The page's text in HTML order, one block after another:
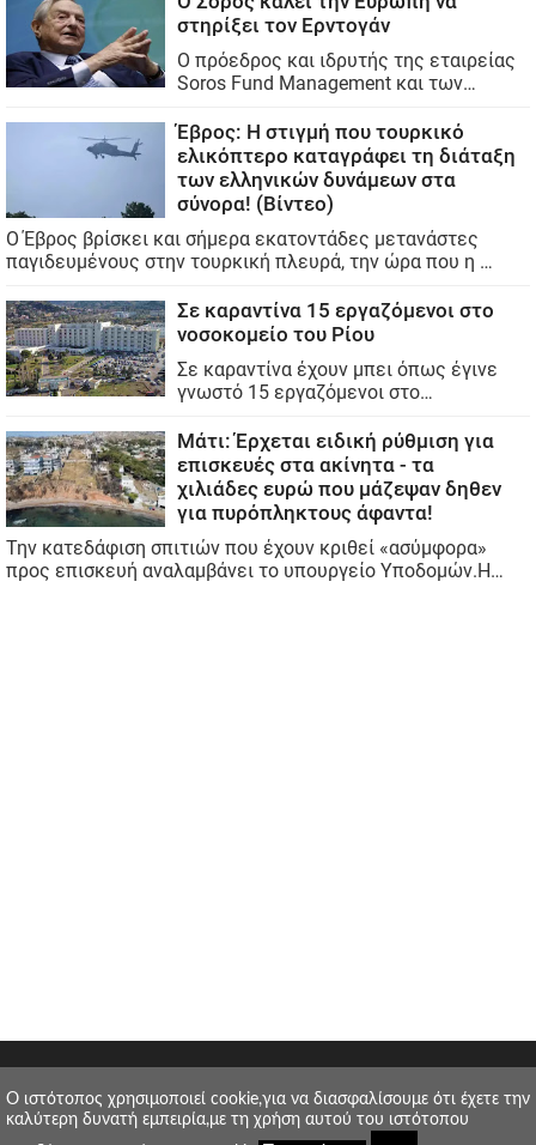
O ιστότοπος χρησιμοποιεί cookie,για να διασφαλίσουμε ότι έχετε την
καλύτερη δυνατή εμπειρία,με τη χρήση αυτού του ιστότοπου